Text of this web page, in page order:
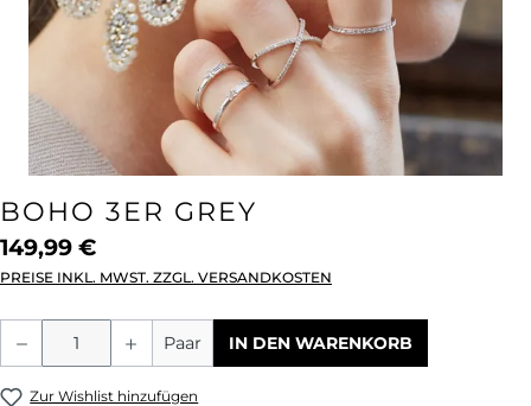
BOHO 3ER GREY
149,99 €
PREISE INKL. MWST. ZZGL. VERSANDKOSTEN
Produkt Anzahl: Gib den gewünschten
Paar IN DEN WARENKORB
Zur Wishlist hinzufügen